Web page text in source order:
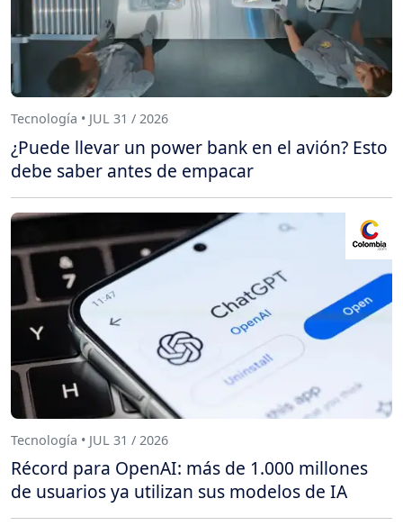
Tecnología • JUL 31 / 2026
¿Puede llevar un power bank en el avión? Esto
debe saber antes de empacar
Tecnología • JUL 31 / 2026
Récord para OpenAI: más de 1.000 millones
de usuarios ya utilizan sus modelos de IA